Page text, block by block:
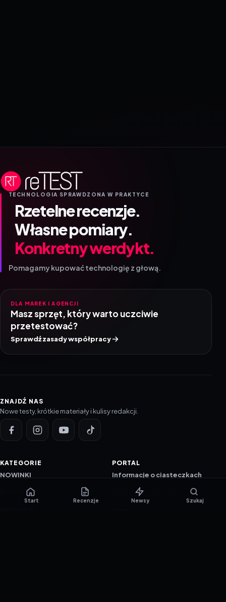
TECHNOLOGIA SPRAWDZONA W PRAKTYCE
Rzetelne recenzje.
Własne pomiary.
Konkretny werdykt.
Pomagamy kupować technologię z głową.
DLA MAREK I AGENCJI
Masz sprzęt, który warto uczciwie
przetestować?
Sprawdź zasady współpracy
ZNAJDŹ NAS
Nowe testy, krótkie materiały i kulisy redakcji.
KATEGORIE
NOWINKI
PORADNIKI
PORTAL
Informacje o ciasteczkach
Polityka prywatności
Start Recenzje Newsy Szukaj